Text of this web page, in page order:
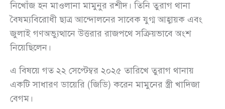
নিখোঁজ হন মাওলানা মামুনুর রশীদ। তিনি তুরাগ থানা
বৈষম্যবিরোধী ছাত্র আন্দোলনের সাবেক যুগ্ম আহ্বায়ক এবং
জুলাই গণঅভ্যুত্থানে উত্তরার রাজপথে সক্রিয়ভাবে অংশ
নিয়েছিলেন।
এ বিষয়ে গত ২২ সেপ্টেম্বর ২০২৫ তারিখে তুরাগ থানায়
একটি সাধারণ ডায়েরি (জিডি) করেন মামুনের স্ত্রী খাদিজা
বেগম।